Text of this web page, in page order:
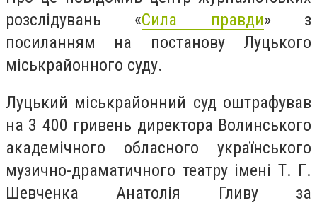
розслідувань «Сила правди» з
посиланням на постанову Луцького
міськрайонного суду.
Луцький міськрайонний суд оштрафував
на 3 400 гривень директора Волинського
академічного обласного українського
музично-драматичного театру імені Т. Г.
Шевченка Анатолія Гливу за